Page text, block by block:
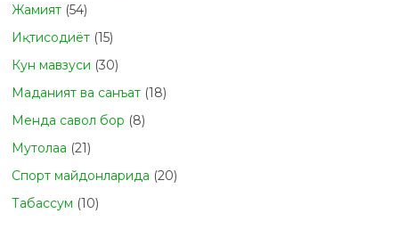
Жамият (54)
Иқтисодиёт (15)
Кун мавзуси (30)
Маданият ва санъат (18)
Менда савол бор (8)
Мутолаа (21)
Спорт майдонларида (20)
Табасcум (10)